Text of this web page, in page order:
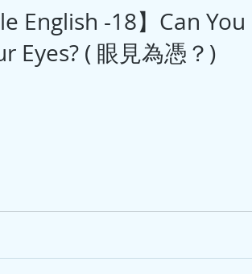
English -18】Can You
Eyes? ( 眼見為憑？)